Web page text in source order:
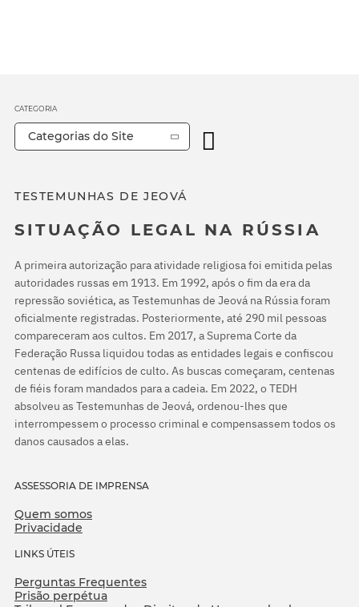
TESTEMUNHAS DE JEOVÁ
SITUAÇÃO LEGAL NA RÚSSIA
A primeira autorização para atividade religiosa foi emitida pelas
autoridades russas em 1913. Em 1992, após o fim da era da
repressão soviética, as Testemunhas de Jeová na Rússia foram
oficialmente registradas. Posteriormente, até 290 mil pessoas
compareceram aos cultos. Em 2017, a Suprema Corte da
Federação Russa liquidou todas as entidades legais e confiscou
centenas de edifícios de culto. As buscas começaram, centenas
de fiéis foram mandados para a cadeia. Em 2022, o TEDH
absolveu as Testemunhas de Jeová, ordenou-lhes que
interrompessem o processo criminal e compensassem todos os
danos causados a elas.
ASSESSORIA DE IMPRENSA
Quem somos
Privacidade
LINKS ÚTEIS
Perguntas Frequentes
Prisão perpétua
CATEGORIA
Categorias do Site